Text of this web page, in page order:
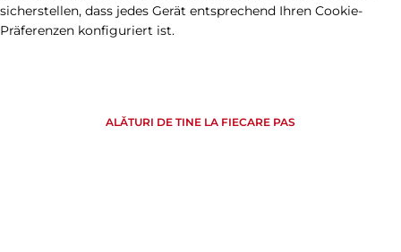
sicherstellen, dass jedes Gerät entsprechend Ihren Cookie-
Präferenzen konfiguriert ist.
ALĂTURI DE TINE LA FIECARE PAS